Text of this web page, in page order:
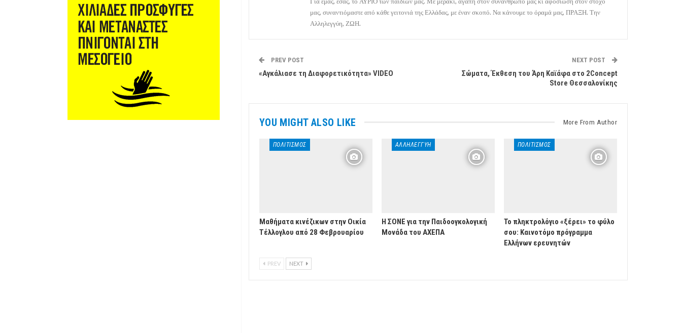
μας, συναντιόμαστε από κάθε γειτονιά της Ελλάδας, με έναν σκοπό. Να κάνουμε το όραμά μας, ΠΡΑΞΗ. Την
Αλληλεγγύη, ΖΩΗ.
PREV POST
«Αγκάλιασε τη Διαφορετικότητα» VIDEO
NEXT POST
Σώματα, Έκθεση του Άρη Καϊάφα στο 2Concept
Store Θεσσαλονίκης
YOU MIGHT ALSO LIKE More From Author
ΠΟΛΙΤΙΣΜΌΣ
Μαθήματα κινέζικων στην Οικία
Τέλλογλου από 28 Φεβρουαρίου
ΑΛΛΗΛΕΓΓΎΗ
Η ΣΟΝΕ για την Παιδοογκολογική
Μονάδα του ΑΧΕΠΑ
ΠΟΛΙΤΙΣΜΌΣ
Το πληκτρολόγιο «ξέρει» το φύλο
σου: Καινοτόμο πρόγραμμα
Ελλήνων ερευνητών
PREV NEXT